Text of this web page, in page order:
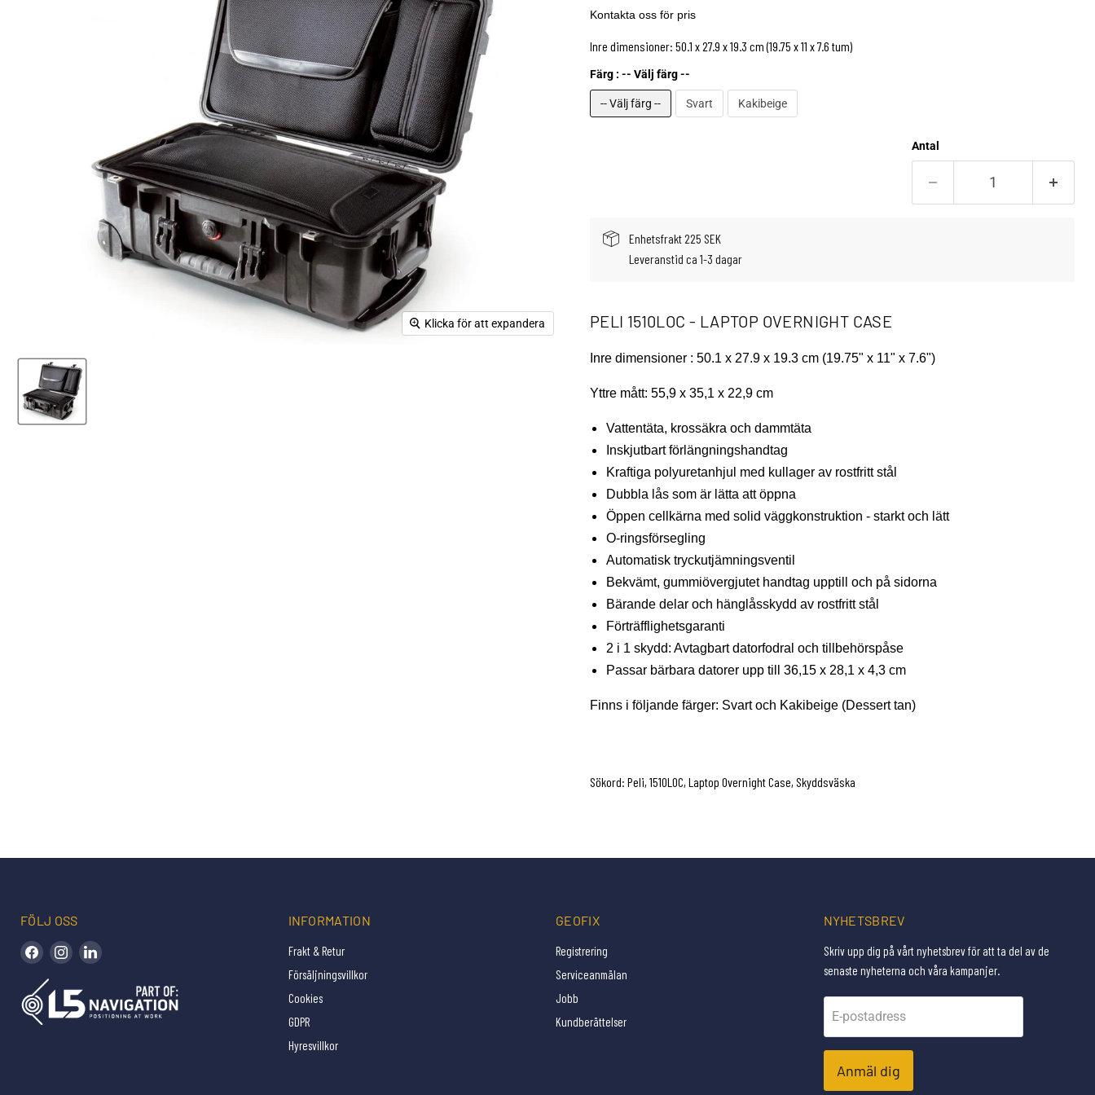
Klicka för att expandera
Kontakta oss för pris
Inre dimensioner: 50.1 x 27.9 x 19.3 cm (19.75 x 11 x 7.6 tum)
Färg : -- Välj färg --
-- Välj färg -- Svart Kakibeige
Antal
Enhetsfrakt 225 SEK
Leveranstid ca 1-3 dagar
PELI 1510LOC - LAPTOP OVERNIGHT CASE
Inre dimensioner : 50.1 x 27.9 x 19.3 cm (19.75" x 11" x 7.6")
Yttre mått: 55,9 x 35,1 x 22,9 cm
Vattentäta, krossäkra och dammtäta
Inskjutbart förlängningshandtag
Kraftiga polyuretanhjul med kullager av rostfritt stål
Dubbla lås som är lätta att öppna
Öppen cellkärna med solid väggkonstruktion - starkt och lätt
O-ringsförsegling
Automatisk tryckutjämningsventil
Bekvämt, gummiövergjutet handtag upptill och på sidorna
Bärande delar och hänglåsskydd av rostfritt stål
Förträfflighetsgaranti
2 i 1 skydd: Avtagbart datorfodral och tillbehörspåse
Passar bärbara datorer upp till 36,15 x 28,1 x 4,3 cm
Finns i följande färger: Svart och Kakibeige (Dessert tan)
Sökord: Peli, 1510LOC, Laptop Overnight Case, Skyddsväska
FÖLJ OSS
Hitta oss på Facebook
Hitta oss på Instagram
INFORMATION
Frakt & Retur
Försäljningsvillkor
Cookies
GDPR
Hyresvillkor
GEOFIX
Registrering
Serviceanmälan
Jobb
Kundberättelser
NYHETSBREV
Skriv upp dig på vårt nyhetsbrev för att ta del av de
senaste nyheterna och våra kampanjer.
E-postadress
Anmäl dig